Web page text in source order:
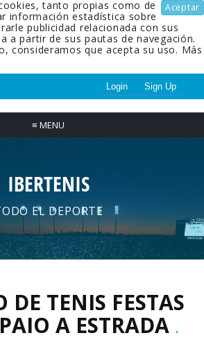
Aceptar
tanto propias como de
información estadística sobre
publicidad relacionada con sus
a partir de sus pautas de navegación.
consideramos que acepta su uso. Más
Login Sign Up
≡ MENU
IBERTENIS
EL DEPORTE
DE TENIS FESTAS
A ESTRADA .